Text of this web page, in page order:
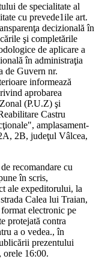
de specialitate al
cu prevede1ile art.
decizională în
şi completările
de aplicare a
în administraţia
de Guvern nr.
informează
aprobarea
(P.U.Z) şi
Castru
amplasament-
2B, judeţul Vâlcea,
recomandare cu
în scris,
ale expeditorului, la
Calea lui Traian,
electronic pe
protejată contra
a o vedea., în
prezentului
orele 16:00.